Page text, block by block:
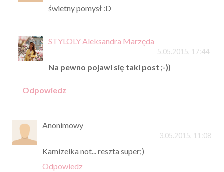
świetny pomysł :D
STYLOLY Aleksandra Marzęda
5.05.2015, 17:44
Na pewno pojawi się taki post ;-))
Odpowiedz
Anonimowy
3.05.2015, 11:08
Kamizelka not... reszta super;)
Odpowiedz